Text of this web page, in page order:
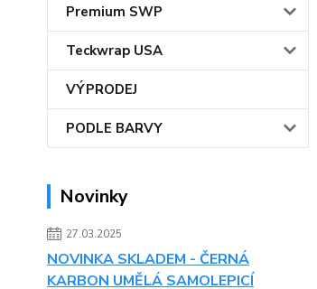
Premium SWP
Teckwrap USA
VÝPRODEJ
PODLE BARVY
Novinky
27.03.2025
NOVINKA SKLADEM - ČERNÁ
KARBON UMĚLÁ SAMOLEPICÍ